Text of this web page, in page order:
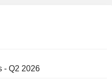
- Q2 2026